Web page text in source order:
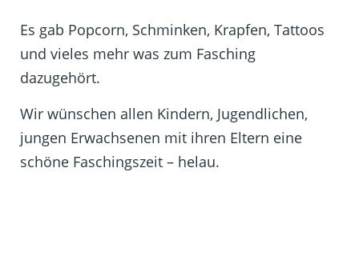
Es gab Popcorn, Schminken, Krapfen, Tattoos
und vieles mehr was zum Fasching
dazugehört.
Wir wünschen allen Kindern, Jugendlichen,
jungen Erwachsenen mit ihren Eltern eine
schöne Faschingszeit – helau.